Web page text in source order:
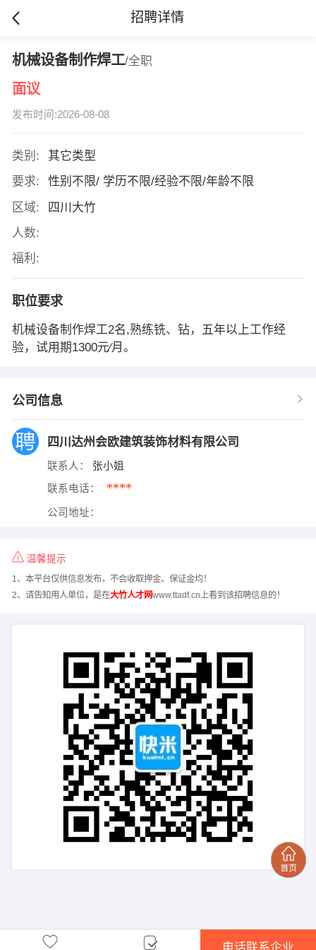
招聘详情
机械设备制作焊工/全职
面议
发布时间:2026-08-08
类别:
其它类型
要求:
性别不限/ 学历不限/经验不限/年龄不限
区域:
四川大竹
人数:
福利:
职位要求
机械设备制作焊工2名,熟练铣、钻，五年以上工作经
验，试用期1300元∕月。
公司信息
四川达州会欧建筑装饰材料有限公司
联系人： 张小姐
联系电话： ****
公司地址：
温馨提示
1、本平台仅供信息发布，不会收取押金、保证金均！
2、请告知用人单位，是在大竹人才网www.ttadf.cn上看到该招聘信息的！
电话联系企业